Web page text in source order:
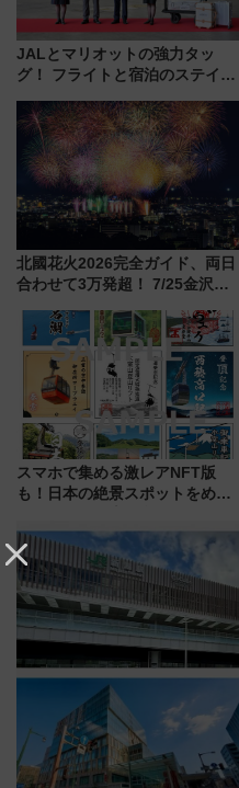
JALとマリオットの強力タッ
グ！ フライトと宿泊のステイタ
上級会員資格を効率よく獲得す
る方法を解説
北國花火2026完全ガイド、両日
合わせて3万発超！ 7/25金沢大
会の日程・アクセス・観覧席ま
とめ（石川県）
スマホで集める激レアNFT版
も！日本の絶景スポットをめぐ
ん)」企画がスタート